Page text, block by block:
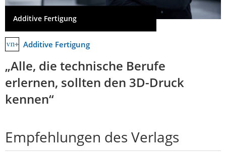
Additive Fertigung
Additive Fertigung
„Alle, die technische Berufe
erlernen, sollten den 3D-Druck
kennen“
Empfehlungen des Verlags